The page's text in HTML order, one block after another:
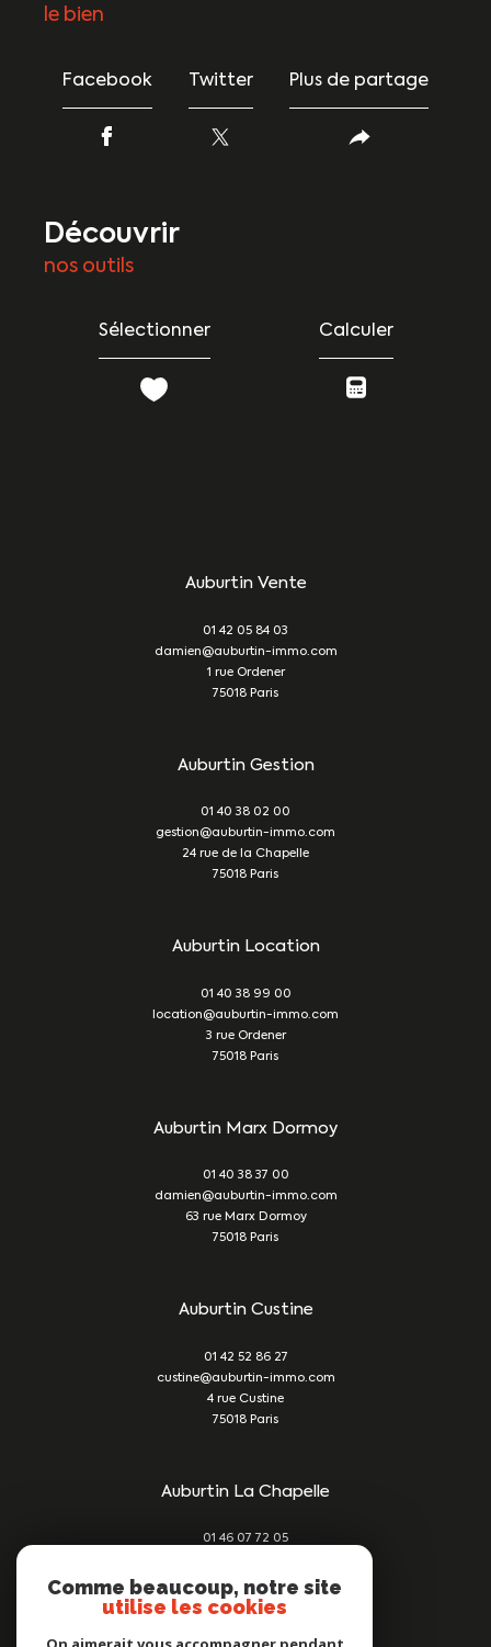
le bien
Facebook Twitter Plus de partage
découvrir
nos outils
Sélectionner Calculer
Auburtin Vente
01 42 05 84 03
damien@auburtin-immo.com
1 rue Ordener
75018
Paris
Auburtin Gestion
01 40 38 02 00
gestion@auburtin-immo.com
24 rue de la Chapelle
75018
Paris
Auburtin Location
01 40 38 99 00
location@auburtin-immo.com
3 rue Ordener
75018
Paris
Auburtin Marx Dormoy
01 40 38 37 00
damien@auburtin-immo.com
63 rue Marx Dormoy
75018
Paris
Auburtin Custine
01 42 52 86 27
custine@auburtin-immo.com
4 rue Custine
75018
Paris
Auburtin La Chapelle
01 46 07 72 05
209 rue du Faubourg St Denis
75010 Paris
Comme beaucoup, notre site
utilise les cookies